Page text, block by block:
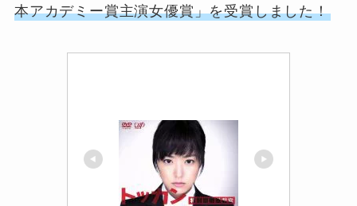
本アカデミー賞主演女優賞」を受賞しました！